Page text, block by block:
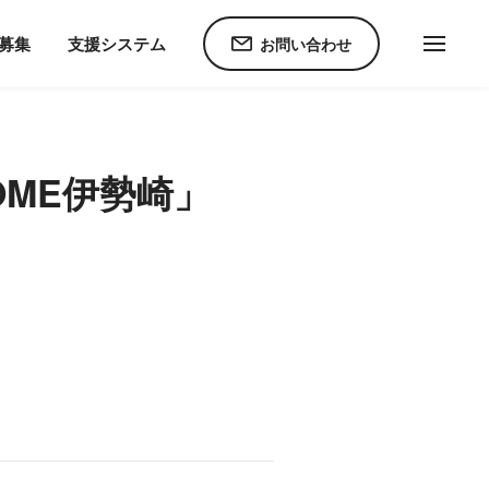
集 支援システム お問い合わせ
がい者グループホーム「ONEHOME伊勢崎」2025年10月オープン！
伊勢崎」